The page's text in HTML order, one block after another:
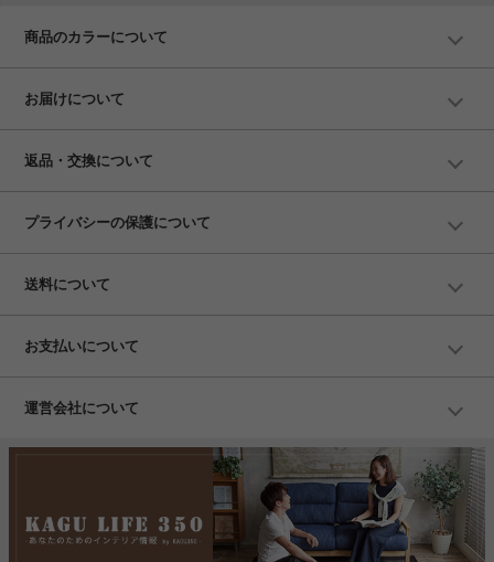
商品のカラーについて
お届けについて
返品・交換について
プライバシーの保護について
送料について
お支払いについて
運営会社について